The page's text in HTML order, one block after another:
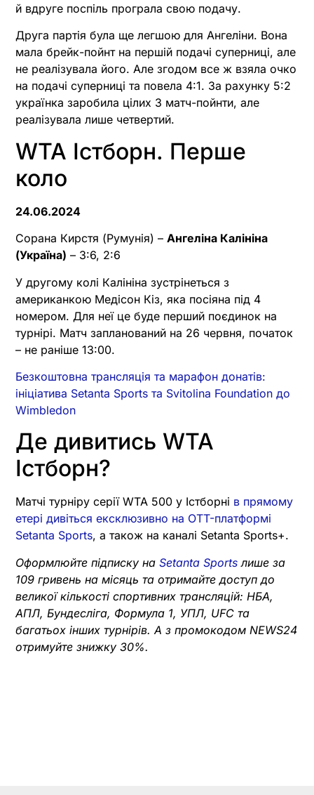
й вдруге поспіль програла свою подачу.
Друга партія була ще легшою для Ангеліни. Вона
мала брейк-пойнт на першій подачі суперниці, але
не реалізувала його. Але згодом все ж взяла очко
на подачі суперниці та повела 4:1. За рахунку 5:2
українка заробила цілих 3 матч-пойнти, але
реалізувала лише четвертий.
WTA Істборн. Перше
коло
24.06.2024
Сорана Кирстя (Румунія) – Ангеліна Калініна
(Україна) – 3:6, 2:6
У другому колі Калініна зустрінеться з
американкою Медісон Кіз, яка посіяна під 4
номером. Для неї це буде перший поєдинок на
турнірі. Матч запланований на 26 червня, початок
– не раніше 13:00.
Безкоштовна трансляція та марафон донатів:
ініціатива Setanta Sports та Svitolina Foundation до
Wimbledon
Де дивитись WTA
Істборн?
Матчі турніру серії WTA 500 у Істборні в прямому
етері дивіться ексклюзивно на OTT-платформі
Setanta Sports, а також на каналі Setanta Sports+.
Оформлюйте підписку на Setanta Sports лише за
109 гривень на місяць та отримайте доступ до
великої кількості спортивних трансляцій: НБА,
АПЛ, Бундесліга, Формула 1, УПЛ, UFC та
багатьох інших турнірів. А з промокодом NEWS24
отримуйте знижку 30%.